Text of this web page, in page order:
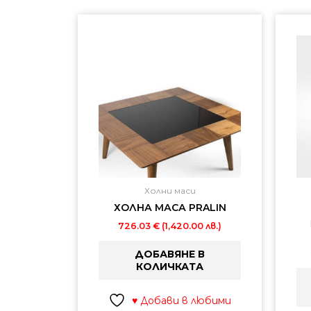
Холни маси
ХОЛНА МАСА PRALIN
726.03 € (1,420.00 лв.)
ДОБАВЯНЕ В
КОЛИЧКАТА
♥ Добави в любими